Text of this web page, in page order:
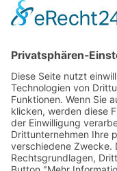
Sani-Dienst
World
Schüler-
Grundschul-
Catering-AG
Eltern
Allgemeine
Elternbeirat